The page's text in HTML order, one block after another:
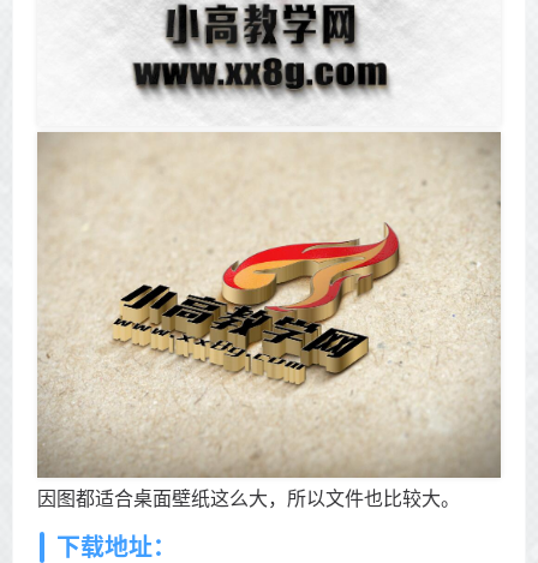
因图都适合桌面壁纸这么大，所以文件也比较大。
下载地址：